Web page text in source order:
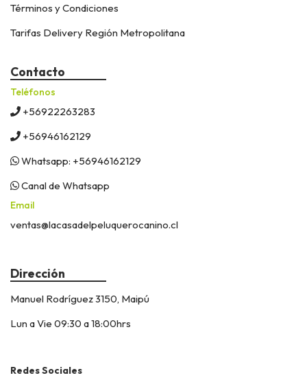
Términos y Condiciones
Tarifas Delivery Región Metropolitana
Contacto
Teléfonos
+56922263283
+56946162129
Whatsapp: +56946162129
Canal de Whatsapp
Email
ventas@lacasadelpeluquerocanino.cl
Dirección
Manuel Rodríguez 3150, Maipú
Lun a Vie 09:30 a 18:00hrs
Redes Sociales